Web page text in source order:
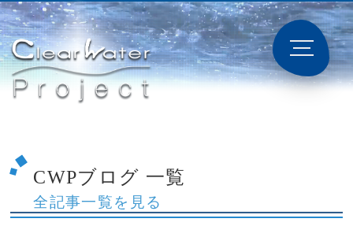
CWPブログ 一覧
全記事一覧を見る